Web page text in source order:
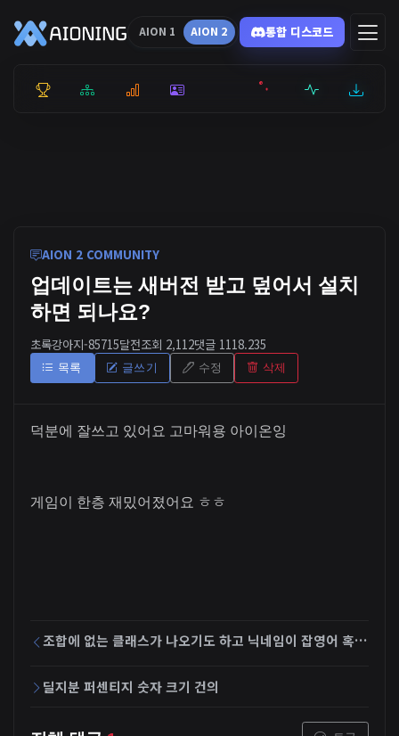
AION 1 AION 2 통합 디스코드
통합 순위리더보드통계 캐릭터 서버현황최근기록잉미
AION 2 COMMUNITY
업데이트는 새버전 받고 덮어서 설치
하면 되나요?
초록강아지-85715달전조회 2,112댓글 1 118.235
목록 글쓰기 수정 삭제
덕분에 잘쓰고 있어요 고마워용 아이온잉
게임이 한층 재밌어졌어요 ㅎㅎ
조합에 없는 클래스가 나오기도 하고 닉네임이 잡영어 혹은 숫자로 표기되는 현상이 있읍니다
딜지분 퍼센티지 숫자 크기 건의